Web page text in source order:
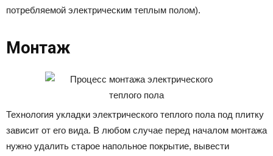
потребляемой электрическим теплым полом).
Монтаж
Технология укладки электрического теплого пола под плитку
зависит от его вида. В любом случае перед началом монтажа
нужно удалить старое напольное покрытие, вывести